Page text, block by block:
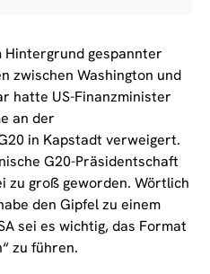
Hintergrund gespannter
zwischen Washington und
hatte US-Finanzminister
an der
in Kapstadt verweigert.
G20-Präsidentschaft
zu groß geworden. Wörtlich
den Gipfel zu einem
sei es wichtig, das Format
zu führen.